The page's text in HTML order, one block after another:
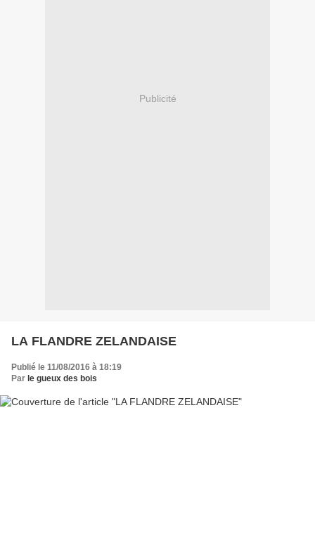
Publicité
LA FLANDRE ZELANDAISE
Publié le 11/08/2016 à 18:19
Par le gueux des bois